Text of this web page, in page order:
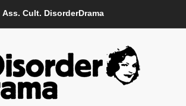
Ass. Cult. DisorderDrama